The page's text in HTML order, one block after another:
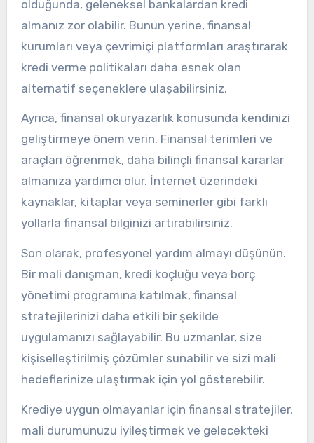
olduğunda, geleneksel bankalardan kredi
almanız zor olabilir. Bunun yerine, finansal
kurumları veya çevrimiçi platformları araştırarak
kredi verme politikaları daha esnek olan
alternatif seçeneklere ulaşabilirsiniz.
Ayrıca, finansal okuryazarlık konusunda kendinizi
geliştirmeye önem verin. Finansal terimleri ve
araçları öğrenmek, daha bilinçli finansal kararlar
almanıza yardımcı olur. İnternet üzerindeki
kaynaklar, kitaplar veya seminerler gibi farklı
yollarla finansal bilginizi artırabilirsiniz.
Son olarak, profesyonel yardım almayı düşünün.
Bir mali danışman, kredi koçluğu veya borç
yönetimi programına katılmak, finansal
stratejilerinizi daha etkili bir şekilde
uygulamanızı sağlayabilir. Bu uzmanlar, size
kişiselleştirilmiş çözümler sunabilir ve sizi mali
hedeflerinize ulaştırmak için yol gösterebilir.
Krediye uygun olmayanlar için finansal stratejiler,
mali durumunuzu iyileştirmek ve gelecekteki